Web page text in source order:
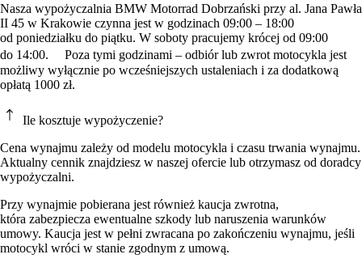
Nasza wypożyczalnia BMW Motorrad Dobrzański przy al. Jana Pawła
II 45 w Krakowie czynna jest w godzinach 09:00 – 18:00
od poniedziałku do piątku. W soboty pracujemy krócej od 09:00
do 14:00. Poza tymi godzinami – odbiór lub zwrot motocykla jest
możliwy wyłącznie po wcześniejszych ustaleniach i za dodatkową
opłatą 1000 zł.
Ile kosztuje wypożyczenie?
Cena wynajmu zależy od modelu motocykla i czasu trwania wynajmu.
Aktualny cennik znajdziesz w naszej ofercie lub otrzymasz od doradcy
wypożyczalni.
Przy wynajmie pobierana jest również kaucja zwrotna,
która zabezpiecza ewentualne szkody lub naruszenia warunków
umowy. Kaucja jest w pełni zwracana po zakończeniu wynajmu, jeśli
motocykl wróci w stanie zgodnym z umową.